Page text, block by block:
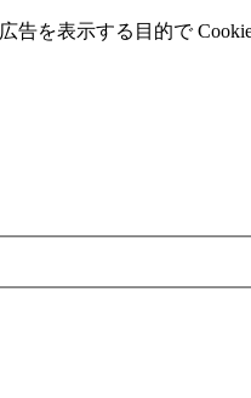
告を表⽰する⽬的で